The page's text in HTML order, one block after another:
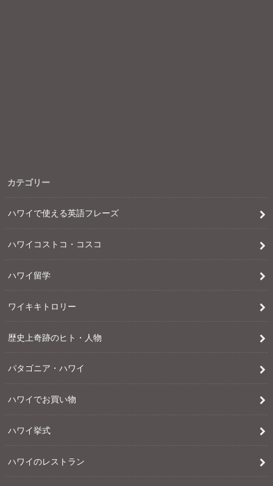
カテゴリー
ハワイで使える英語フレーズ
ハワイコストコ・コスコ
ハワイ留学
ワイキキトロリー
歴史上奇跡のヒト・人物
パタゴニア・ハワイ
ハワイでお買い物
ハワイ挙式
ハワイのレストラン